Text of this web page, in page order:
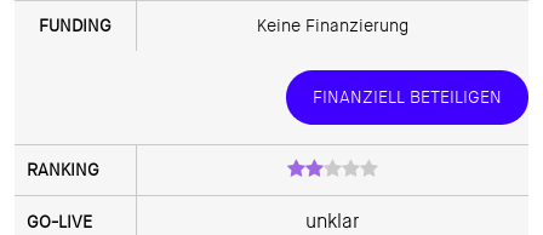
Keine Finanzierung
FINANZIELL BETEILIGEN
unklar